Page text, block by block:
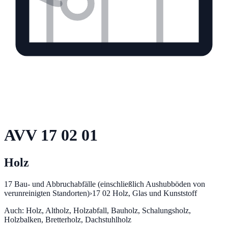
AVV 17 02 01
Holz
17 Bau- und Abbruchabfälle (einschließlich Aushubböden von
verunreinigten Standorten)›17 02 Holz, Glas und Kunststoff
Auch: Holz, Altholz, Holzabfall, Bauholz, Schalungsholz,
Holzbalken, Bretterholz, Dachstuhlholz